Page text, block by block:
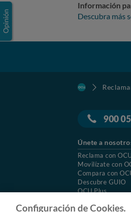
Información
Descubra más
900
Únete a
Reclama con
Movilízate con
Compara con
Descubre GUIO
OCU Plus
Configuración de Cookies.